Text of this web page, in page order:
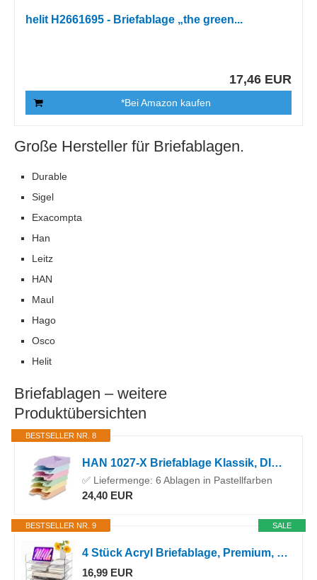
helit H2661695 - Briefablage „the green...
17,46 EUR
*Bei Amazon kaufen
Große Hersteller für Briefablagen.
Durable
Sigel
Exacompta
Han
Leitz
HAN
Maul
Hago
Osco
Helit
Briefablagen – weitere
Produktübersichten
BESTSELLER NR. 8
HAN 1027-X Briefablage Klassik, DIN A4/C4, stapelbar, stabil, modern (Pastell Sortiert, 6 Ablagen)
✅ Liefermenge: 6 Ablagen in Pastellfarben
24,40 EUR
SALE
BESTSELLER NR. 9
4 Stück Acryl Briefablage, Premium, Transparent, Ablagefächer Stapelbar
16,99 EUR